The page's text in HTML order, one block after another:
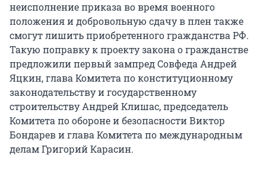
неисполнение приказа во время военного
положения и добровольную сдачу в плен также
смогут лишить приобретенного гражданства РФ.
Такую поправку к проекту закона о гражданстве
предложили первый зампред Совфеда Андрей
Яцкин, глава Комитета по конституционному
законодательству и государственному
строительству Андрей Клишас, председатель
Комитета по обороне и безопасности Виктор
Бондарев и глава Комитета по международным
делам Григорий Карасин.